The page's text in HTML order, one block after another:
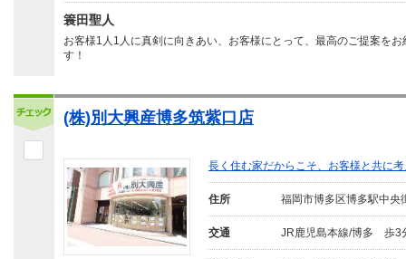
簑田聖人
お客様1人1人に真剣に向きあい、お客様にとって、最高のご提案をお
す！
(株)別大興産博多筑紫口店
長く住む家だからこそ、お客様と共に
住所 福岡市博多区博多駅中央
交通 JR鹿児島本線/博多 歩3